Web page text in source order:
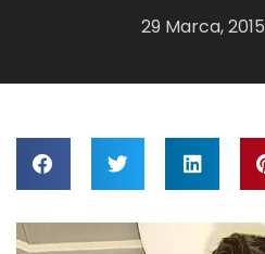
29 Marca, 2015